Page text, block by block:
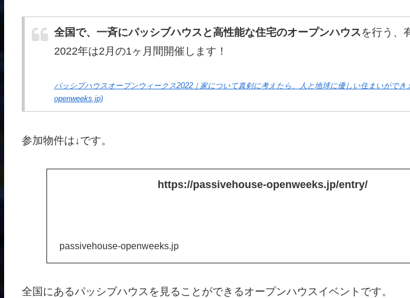
全国で、一斉にパッシブハウスと高性能な住宅のオープンハウスを行う、
2022年は2月の1ヶ月間開催します！
パッシブハウスオープンウィークス2022｜家について真剣に考えたら、人と地球に優しい住まいができ
openweeks.jp)
参加物件は↓です。
https://passivehouse-openweeks.jp/entry/
passivehouse-openweeks.jp
全国にあるパッシブハウスを見ることができるオープンハウスイベントです。